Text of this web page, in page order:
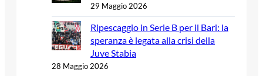
29 Maggio 2026
Ripescaggio in Serie B per il Bari: la
speranza è legata alla crisi della
Juve Stabia
28 Maggio 2026